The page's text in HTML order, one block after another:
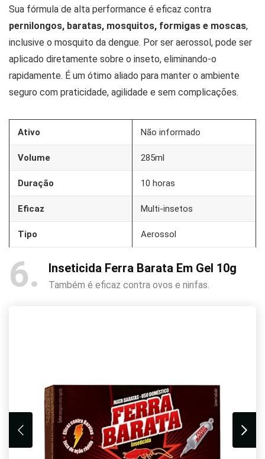
Sua fórmula de alta performance é eficaz contra
pernilongos, baratas, mosquitos, formigas e moscas,
inclusive o mosquito da dengue. Por ser aerossol, pode ser
aplicado diretamente sobre o inseto, eliminando-o
rapidamente. É um ótimo aliado para manter o ambiente
seguro com praticidade, agilidade e sem complicações.
Ativo Não informado
Volume 285ml
Duração 10 horas
Eficaz Multi-insetos
Tipo Aerossol
6 Inseticida Ferra Barata Em Gel 10g
Também é eficaz contra ovos e ninfas.